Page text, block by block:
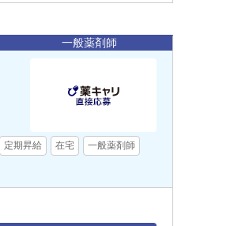
一般薬剤師
定期昇給 在宅 一般薬剤師